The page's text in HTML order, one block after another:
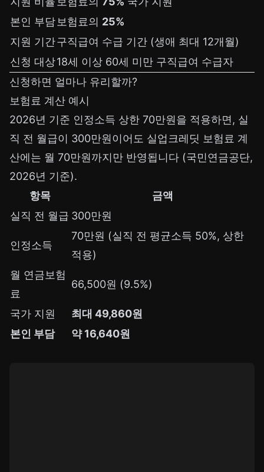
본인 부담보험료의 25%
지원 기간구직급여 수급 기간 (생애 최대 12개월)
신청 대상18세 이상 60세 미만 구직급여 수급자
신청하면 얼마나 유리할까?
보험료 계산 예시
2026년 기준 인정소득 상한 70만원을 적용하면, 실
직 전 월급이 300만원이어도 실업크레딧 보험료 계
산에는 월 70만원까지만 반영됩니다 (국민연금공단,
2026년 기준).
항목
금액
실직 전 월급 300만원
인정소득
70만원 (실직 전 평균소득 50%, 상한
적용)
월 연금보험
료
66,500원 (9.5%)
국가 지원
최대 49,860원
본인 부담
약 16,640원